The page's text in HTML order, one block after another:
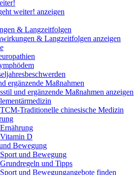
weiter! anzeigen
& Langzeitfolgen
& Langzeitfolgen anzeigen
ergänzende Maßnahmen
und ergänzende Maßnahmen anzeigen
TCM-Traditionelle chinesische Medizin
Ernährung
Vitamin D
Bewegung
Sport und Bewegung
Grundregeln und Tipps
Sport und Bewegungangebote finden